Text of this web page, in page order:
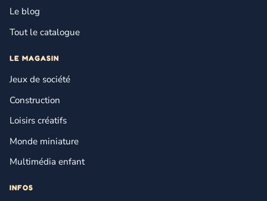
Le blog
Tout le catalogue
LE MAGASIN
Jeux de société
Construction
Loisirs créatifs
Monde miniature
Multimédia enfant
INFOS